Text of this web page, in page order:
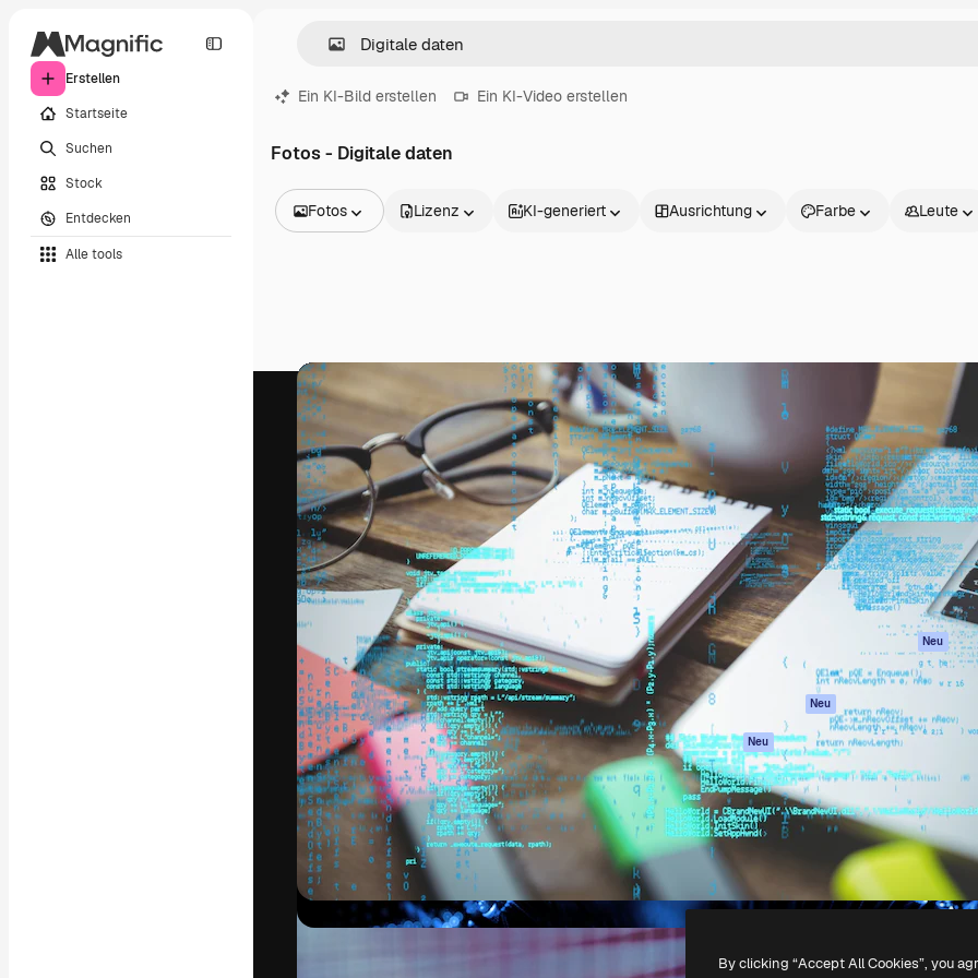
Erstellen
Startseite
Suchen
Stock
Entdecken
Alle tools
Ein KI-Bild erstellen Ein KI-Video erstellen
Fotos - Digitale daten
Fotos
Videos
Filmmaterial
Motion Graphics
Videovorlagen
Icons
3D-Modelle
Schriftarten
Lizenz KI-generiert Ausrichtung Farbe Leute
Die kreative Plattform, um deine beste
Arbeit zu verwirklichen. Mehr als 1 Million
Abonnenten unter Kreativen, Unternehmen,
Agenturen und Studios.
Deutsch
Produkte
Spaces
KI-Assistent
KI-Bildgenerator
KI-Videogenerator
KI-
Stimmengenerator
Stock-Inhalte
MCP für
Claude/ChatGPT
Neu
Agenten Neu
API
Mobile App
Alle Magnific-Tools
Loslegen
Academy
Dokumentation
Support
AGB
Originale Neu
Cookie-Richtlinie
Vertrauenszentrum
Partner
Unternehmen
Copyright © 2010- 2026 Freepik Company S.L.U. Alle Rechte vorbehalten
By clicking “Accept All Cookies”, you